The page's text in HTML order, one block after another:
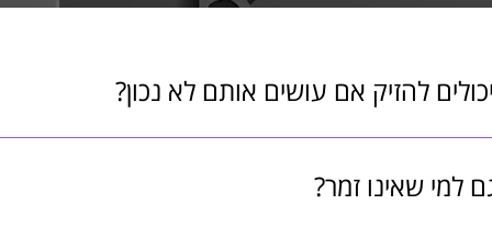
להזיק אם עושים אותם לא נכון?
חשיבות הרפיון והשלווה. בקורס המורחב, ניתן לקבל
בצורה הבריאה ביותר עבורכם.
למי שאינו זמר?